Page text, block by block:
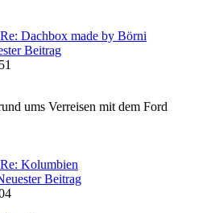
Re: Dachbox made by Börni
Beitrag
ums Verreisen mit dem Ford
Re: Kolumbien
Beitrag